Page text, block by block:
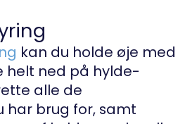
kan du holde øje med
helt ned på hylde-
alle de
har brug for, samt